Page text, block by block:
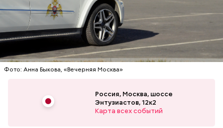
Фото: Анна Быкова, «Вечерняя Москва»
Россия, Москва, шоссе
Энтузиастов, 12к2
Карта всех событий
ТОРГОВЛЯ ВЗРЫВНЫЕ УСТРОЙСТВА